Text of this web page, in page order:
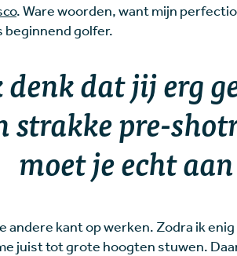
. Ware woorden, want mijn
beginnend golfer.
dat jij erg
strakke pre-
moet je echt
andere kant op werken. Zodra ik
juist tot grote hoogten stuwen.